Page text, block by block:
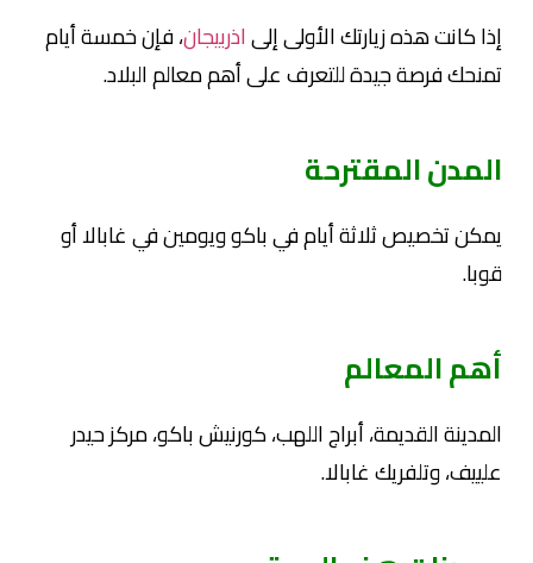
إذا كانت هذه زيارتك الأولى إلىاذربيجان، فإن خمسة أيام
تمنحك فرصة جيدة للتعرف على أهم معالم البلاد.
المدن المقترحة
يمكن تخصيص ثلاثة أيام في باكو ويومين في غابالا أو
قوبا.
أهم المعالم
المدينة القديمة، أبراج اللهب، كورنيش باكو، مركز حيدر
علييف، وتلفريك غابالا.